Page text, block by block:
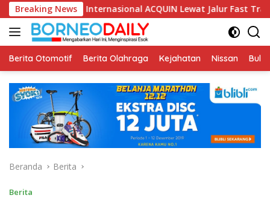
Langsung
ke
konten
Breaking News
Internasional ACQUIN Lewat Jalur Fast Track Fikom
Berita Otomotif Berita Olahraga Kejahatan Nissan
Beranda Berita
Berita